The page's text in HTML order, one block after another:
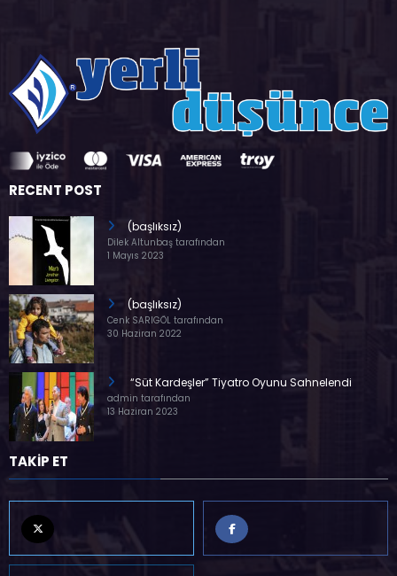
RECENT POST
(başlıksız)
Dilek Altunbaş tarafından
1 Mayıs 2023
(başlıksız)
Cenk SARIGÖL tarafından
30 Haziran 2022
“Süt Kardeşler” Tiyatro Oyunu Sahnelendi
admin tarafından
13 Haziran 2023
TAKİP ET